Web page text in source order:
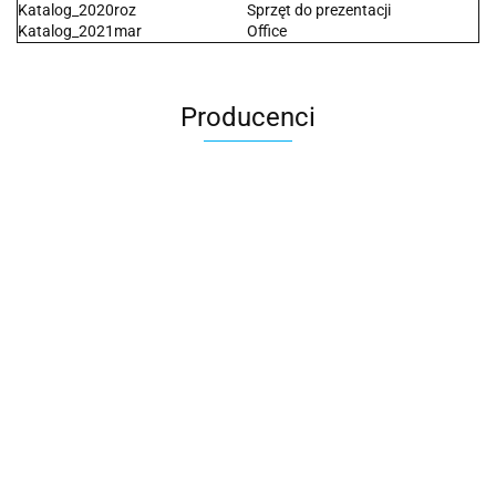
Katalog_2020roz
Sprzęt do prezentacji
Katalog_2021mar
Office
Producenci